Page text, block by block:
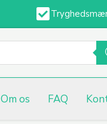
Om os FAQ